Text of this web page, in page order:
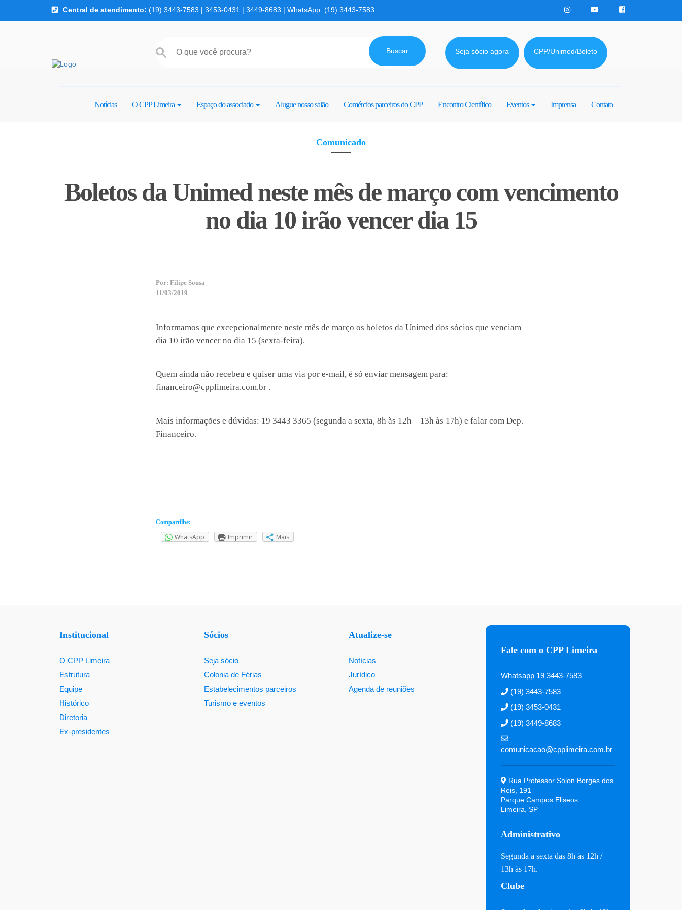
Pular para o conteúdoCentral de atendimento: (19) 3443-7583 | 3453-0431 | 3449-8683 | WhatsApp: (19) 3443-7583
Buscar Seja sócio agora CPP/Unimed/Boleto
Notícias O CPP Limeira Espaço do associado Alugue nosso salão Comércios parceiros do CPP Encontro Científico Eventos Imprensa Contato
Comunicado
Boletos da Unimed neste mês de março com vencimento
no dia 10 irão vencer dia 15
Por: Filipe Sousa
11/03/2019
Informamos que excepcionalmente neste mês de março os boletos da Unimed dos sócios que venciam
dia 10 irão vencer no dia 15 (sexta-feira).
Quem ainda não recebeu e quiser uma via por e-mail, é só enviar mensagem para:
financeiro@cpplimeira.com.br .
Mais informações e dúvidas: 19 3443 3365 (segunda a sexta, 8h às 12h – 13h às 17h) e falar com Dep.
Financeiro.
Compartilhe:
WhatsApp Imprimir Mais
Institucional
O CPP Limeira
Estrutura
Equipe
Histórico
Diretoria
Ex-presidentes
Sócios
Seja sócio
Colonia de Férias
Estabelecimentos parceiros
Turismo e eventos
Atualize-se
Notícias
Jurídico
Agenda de reuniões
Fale com o CPP Limeira
Whatsapp 19 3443-7583
(19) 3443-7583
(19) 3453-0431
(19) 3449-8683
comunicacao@cpplimeira.com.br
Rua Professor Solon Borges dos
Reis, 191
Parque Campos Eliseos
Limeira, SP
Administrativo
Segunda a sexta das 8h às 12h /
13h às 17h.
Clube